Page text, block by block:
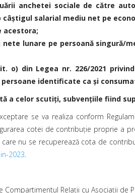
anchetei sociale de către
salarial mediu net pe
acestora;
lunare pe persoană singură/
din Legea nr. 226/2021
identificate ca şi
a celor scutiți, subvențiile fiind
se va realiza conform
cotei de contribuție proprie a
nu se recuperează cota de
2023.
Relații cu Asociații de